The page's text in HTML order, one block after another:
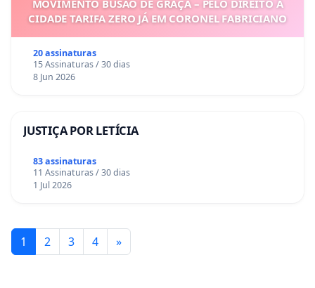
MOVIMENTO BUSÃO DE GRAÇA – PELO DIREITO À
CIDADE TARIFA ZERO JÁ EM CORONEL FABRICIANO
20 assinaturas
15 Assinaturas / 30 dias
8 Jun 2026
JUSTIÇA POR LETÍCIA
83 assinaturas
11 Assinaturas / 30 dias
1 Jul 2026
1 2 3 4 »